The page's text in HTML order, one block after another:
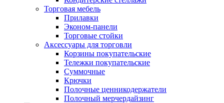
Торговая мебель
Прилавки
Эконом-панели
Торговые стойки
Аксессуары для торговли
Корзины покупательские
Тележки покупательские
Суммочные
Крючки
Полочные ценникодержатели
Полочный мерчердайзинг